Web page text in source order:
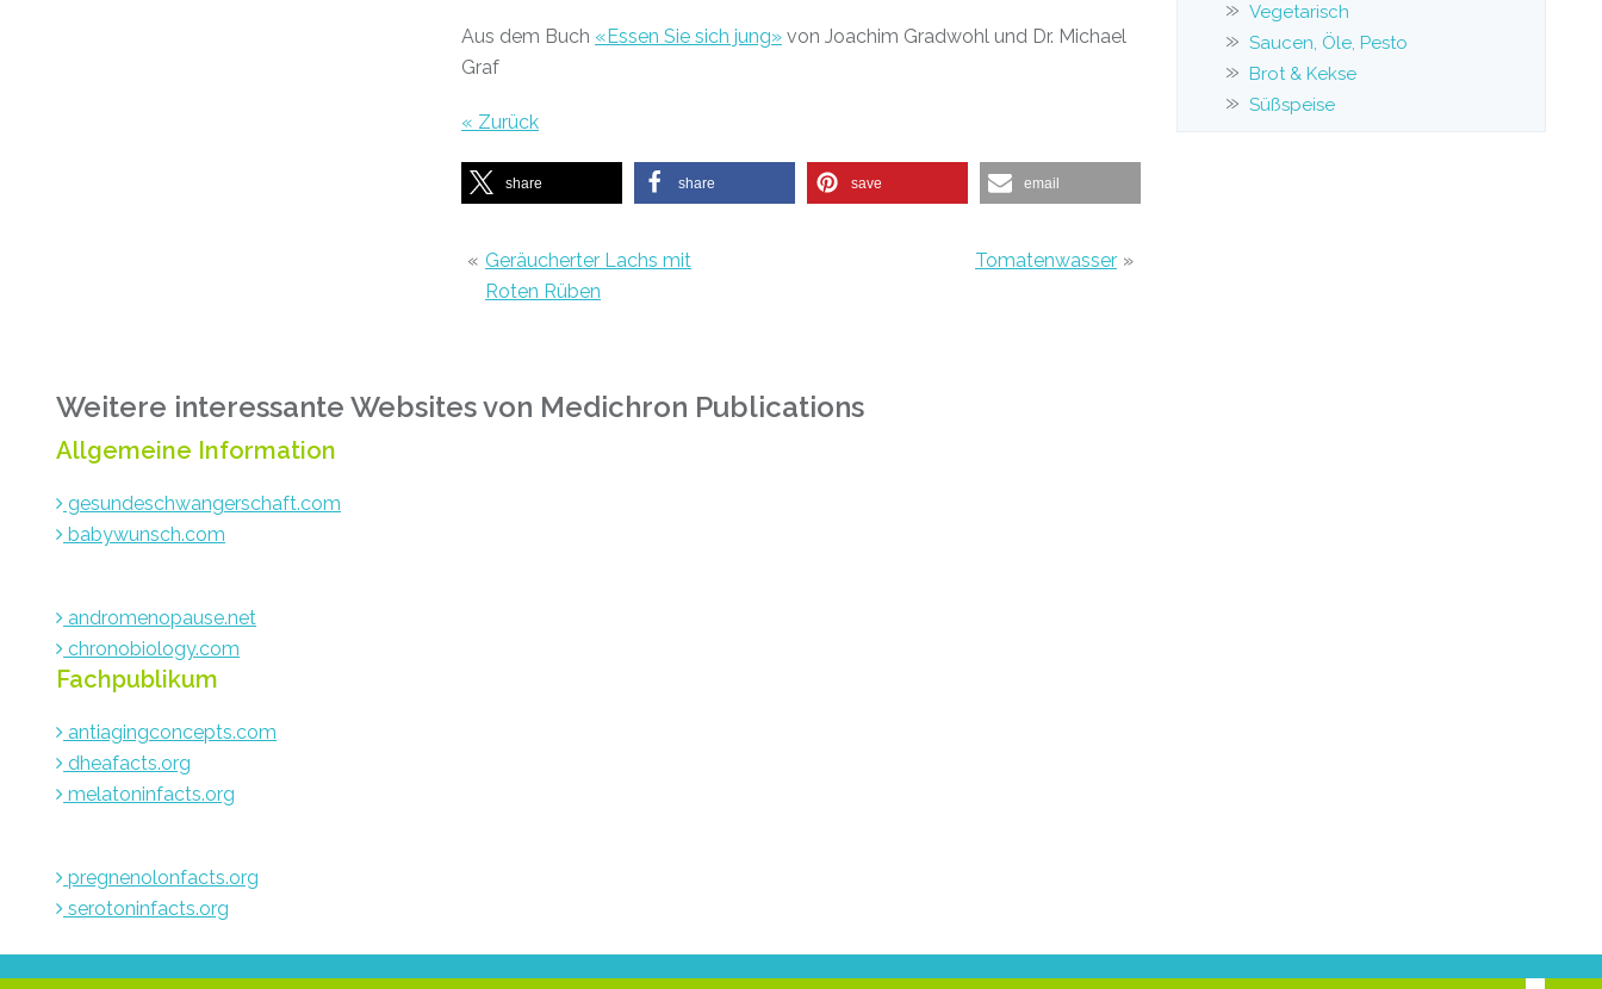
Aus dem Buch «Essen Sie sich jung» von Joachim Gradwohl und Dr. Michael
Graf
« Zurück
share share save email
« Geräucherter Lachs mit
Roten Rüben
Tomatenwasser »
Vegetarisch
Saucen, Öle, Pesto
Brot & Kekse
Süßspeise
Weitere interessante Websites von Medichron Publications
Allgemeine Information
gesundeschwangerschaft.com
babywunsch.com
andromenopause.net
chronobiology.com
Fachpublikum
antiagingconcepts.com
dheafacts.org
melatoninfacts.org
pregnenolonfacts.org
serotoninfacts.org